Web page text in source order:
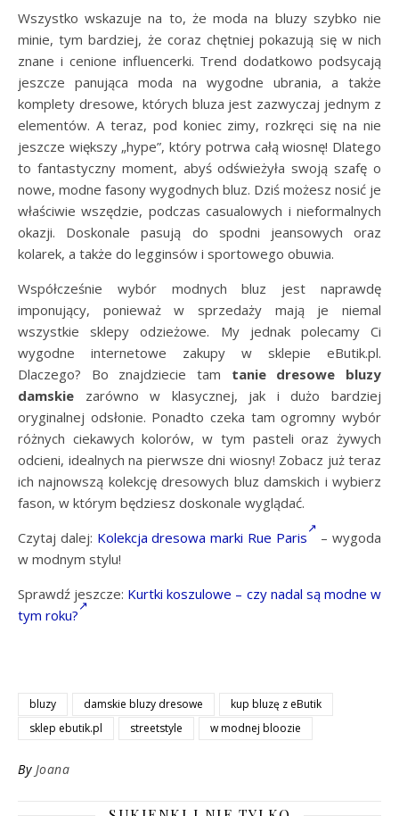
Wszystko wskazuje na to, że moda na bluzy szybko nie
minie, tym bardziej, że coraz chętniej pokazują się w nich
znane i cenione influencerki. Trend dodatkowo podsycają
jeszcze panująca moda na wygodne ubrania, a także
komplety dresowe, których bluza jest zazwyczaj jednym z
elementów. A teraz, pod koniec zimy, rozkręci się na nie
jeszcze większy „hype”, który potrwa całą wiosnę! Dlatego
to fantastyczny moment, abyś odświeżyła swoją szafę o
nowe, modne fasony wygodnych bluz. Dziś możesz nosić je
właściwie wszędzie, podczas casualowych i nieformalnych
okazji. Doskonale pasują do spodni jeansowych oraz
kolarek, a także do legginsów i sportowego obuwia.
Współcześnie wybór modnych bluz jest naprawdę
imponujący, ponieważ w sprzedaży mają je niemal
wszystkie sklepy odzieżowe. My jednak polecamy Ci
wygodne internetowe zakupy w sklepie eButik.pl.
Dlaczego? Bo znajdziecie tam tanie dresowe bluzy
damskie zarówno w klasycznej, jak i dużo bardziej
oryginalnej odsłonie. Ponadto czeka tam ogromny wybór
różnych ciekawych kolorów, w tym pasteli oraz żywych
odcieni, idealnych na pierwsze dni wiosny! Zobacz już teraz
ich najnowszą kolekcję dresowych bluz damskich i wybierz
fason, w którym będziesz doskonale wyglądać.
Czytaj dalej: Kolekcja dresowa marki Rue Paris
– wygoda
w modnym stylu!
Sprawdź jeszcze: Kurtki koszulowe – czy nadal są modne w
tym roku?
bluzy damskie bluzy dresowe
kup bluzę z eButik
sklep ebutik.pl
streetstyle w modnej bloozie
By Joana